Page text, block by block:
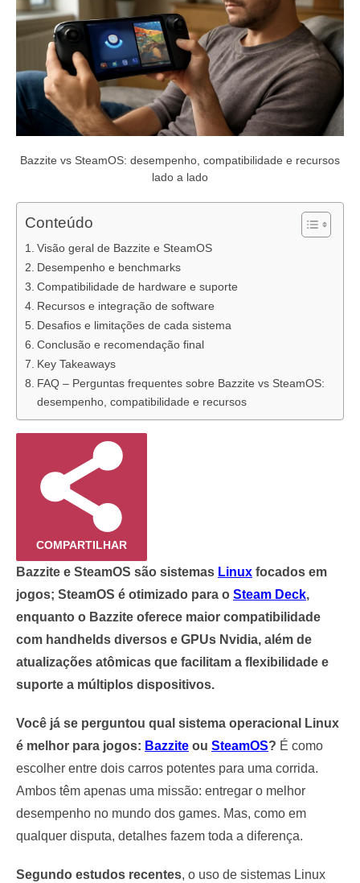
Bazzite vs SteamOS: desempenho, compatibilidade e recursos
lado a lado
Conteúdo
Visão geral de Bazzite e SteamOS
Desempenho e benchmarks
Compatibilidade de hardware e suporte
Recursos e integração de software
Desafios e limitações de cada sistema
Conclusão e recomendação final
Key Takeaways
FAQ – Perguntas frequentes sobre Bazzite vs SteamOS:
desempenho, compatibilidade e recursos
COMPARTILHAR
Bazzite e SteamOS são sistemas Linux focados em
jogos; SteamOS é otimizado para o Steam Deck,
enquanto o Bazzite oferece maior compatibilidade
com handhelds diversos e GPUs Nvidia, além de
atualizações atômicas que facilitam a flexibilidade e
suporte a múltiplos dispositivos.
Você já se perguntou qual sistema operacional Linux
é melhor para jogos: Bazzite ou SteamOS? É como
escolher entre dois carros potentes para uma corrida.
Ambos têm apenas uma missão: entregar o melhor
desempenho no mundo dos games. Mas, como em
qualquer disputa, detalhes fazem toda a diferença.
Segundo estudos recentes, o uso de sistemas Linux